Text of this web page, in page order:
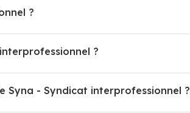
?
?
Syna - Syndicat interprofessionnel ?